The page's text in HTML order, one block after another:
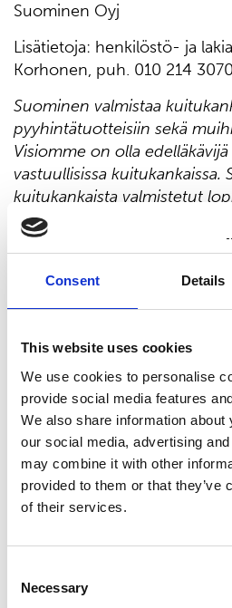
Consent Details
This website uses cookies
We use cookies to personalise
provide social media features
We also share information
our social media, advertising
may combine it with other
provided to them or that they’ve
of their services.
Selection
Necessary
Suominen Oyj
Lisätietoja: henkilöstö- ja
Korhonen, puh. 010 214 3070
Suominen valmistaa
pyyhintätuotteisiin sekä
Visiomme on olla
vastuullisissa kuitukankaissa.
kuitukankaista valmistetut
ihmisten jokapäiväisessä
maailmaa. Suomisen
ammattilaista Euroopassa
Amerikassa. Suomisen
Jakelu:
Nasdaq Helsinki Oy
Keskeiset tiedotusvälineet
www.suominen.fi